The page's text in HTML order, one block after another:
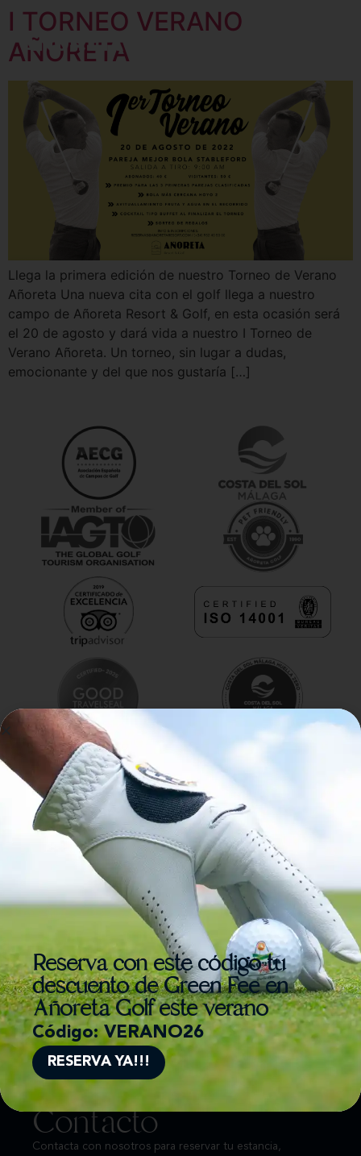
I TORNEO VERANO
AÑORETA
Llega la primera edición de nuestro Torneo de Verano
Añoreta Una nueva cita con el golf llega a nuestro
campo de Añoreta Resort & Golf, en esta ocasión será
el 20 de agosto y dará vida a nuestro I Torneo de
Verano Añoreta. Un torneo, sin lugar a dudas,
emocionante y del que nos gustaría […]
Puede solicitar nuestra Memoria de Desempeño
ambiental a través dereservas@fayhotels.com
Contacto
Contacta con nosotros para reservar tu estancia,
Reserva con este código tu
descuento de Green Fee en
Añoreta Golf este verano
Código: VERANO26
RESERVA YA!!!